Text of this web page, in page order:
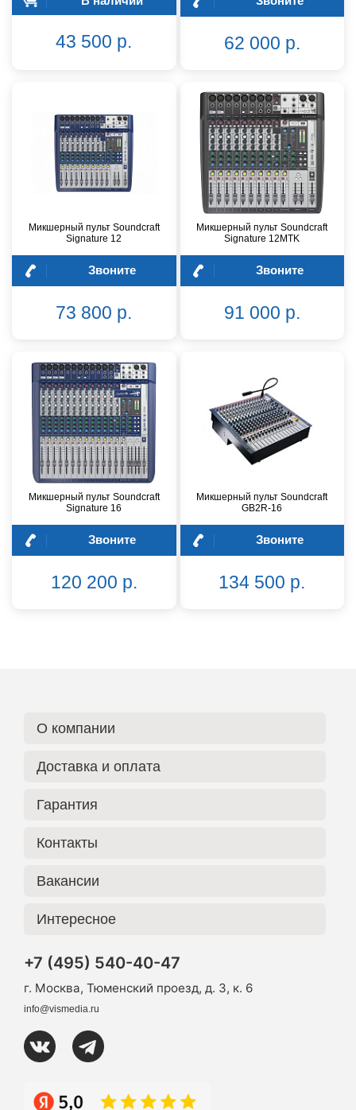
43 500 р. 62 000 р.
Микшерный пульт Soundcraft
Signature 12
Звоните
73 800 р.
Микшерный пульт Soundcraft
Signature 12MTK
Звоните
91 000 р.
Микшерный пульт Soundcraft
Signature 16
Звоните
120 200 р.
Микшерный пульт Soundcraft
GB2R-16
Звоните
134 500 р.
О компании
Доставка и оплата
Гарантия
Контакты
Вакансии
Интересное
+7 (495) 540-40-47
г. Москва, Тюменский проезд, д. 3, к. 6
info@vismedia.ru